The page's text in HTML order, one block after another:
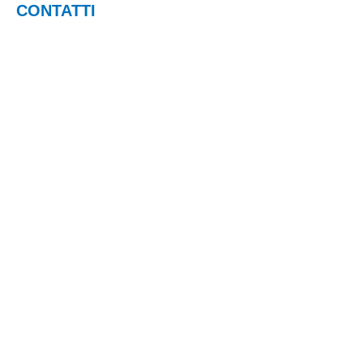
CONTATTI